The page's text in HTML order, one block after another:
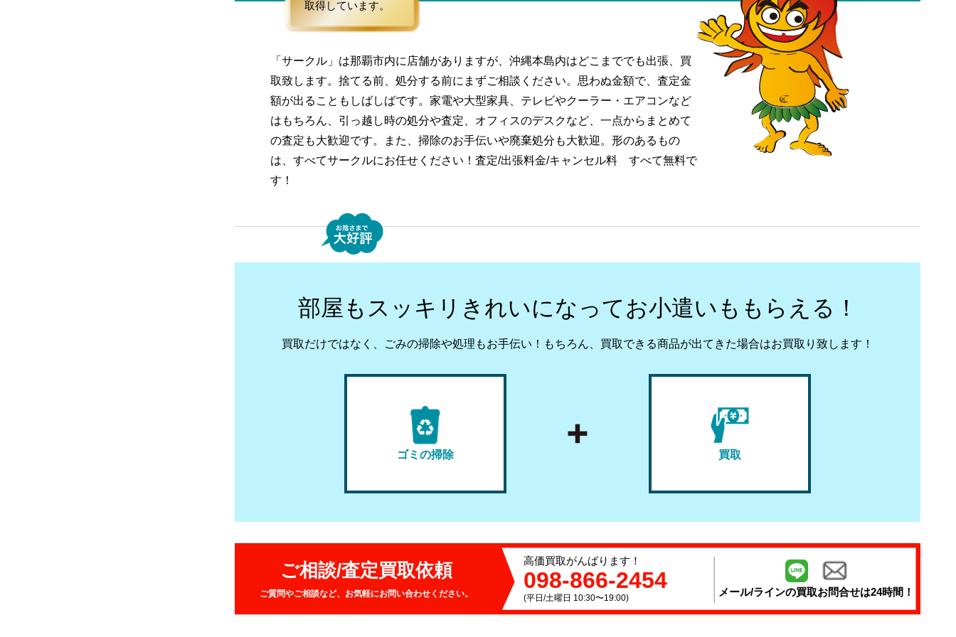
取得しています。
「サークル」は那覇市内に店舗がありますが、沖縄本島内はどこまででも出張、買
取致します。捨てる前、処分する前にまずご相談ください。思わぬ金額で、査定金
額が出ることもしばしばです。家電や大型家具、テレビやクーラー・エアコンなど
はもちろん、引っ越し時の処分や査定、オフィスのデスクなど、一点からまとめて
の査定も大歓迎です。また、掃除のお手伝いや廃棄処分も大歓迎。形のあるもの
は、すべてサークルにお任せください！査定/出張料金/キャンセル料 すべて無料で
す！
部屋もスッキリきれいになってお小遣いももらえる！
買取だけではなく、ごみの掃除や処理もお手伝い！ もちろん、買取できる商品が出てきた場合はお買取り致します！
ゴミの掃除 買取
ご相談/査定買取依頼
ご質問やご相談など、お気軽にお問い合わせください。
高価買取がんばります！
098-866-2454
(平日/土曜日 10:30〜19:00) メール/ラインの買取お問合せは24時間！